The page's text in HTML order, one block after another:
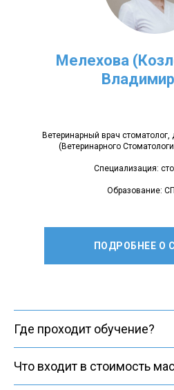
Мелехова
Ветеринарный врач
(Ветеринарного
Специализация:
Образование:
ПОДРОБНЕЕ О
Где проходит обучение?
Что входит в стоимость